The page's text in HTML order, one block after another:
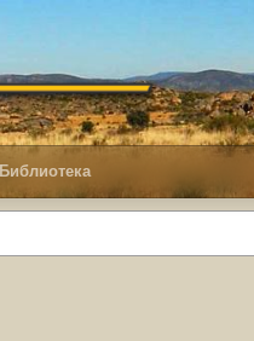
Библиотека